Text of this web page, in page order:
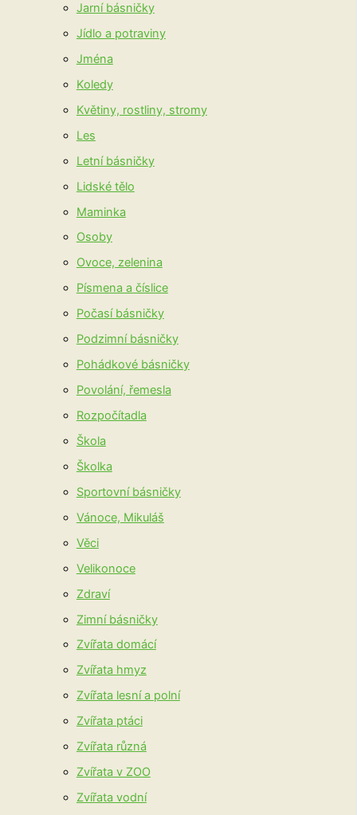
Jarní básničky
Jídlo a potraviny
Jména
Koledy
Květiny, rostliny, stromy
Les
Letní básničky
Lidské tělo
Maminka
Osoby
Ovoce, zelenina
Písmena a číslice
Počasí básničky
Podzimní básničky
Pohádkové básničky
Povolání, řemesla
Rozpočítadla
Škola
Školka
Sportovní básničky
Vánoce, Mikuláš
Věci
Velikonoce
Zdraví
Zimní básničky
Zvířata domácí
Zvířata hmyz
Zvířata lesní a polní
Zvířata ptáci
Zvířata různá
Zvířata v ZOO
Zvířata vodní